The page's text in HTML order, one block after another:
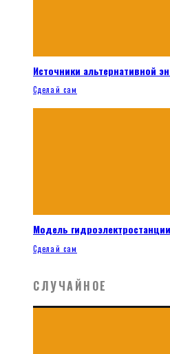
Источники альтернативной
Сделай сам
Модель
Сделай сам
СЛУЧАЙНОЕ